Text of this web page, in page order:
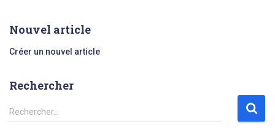
Nouvel article
Créer un nouvel article
Rechercher
R
e
Rechercher…